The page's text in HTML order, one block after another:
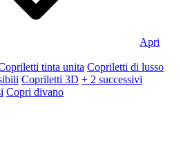
Apri
tinta unita Copriletti di lusso
Copriletti 3D + 2 successivi
Copri divano